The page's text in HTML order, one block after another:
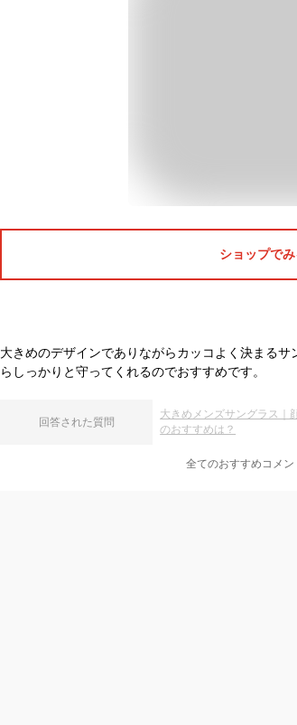
ショップでみ
大きめのデザインでありながらカッコよく決まる
らしっかりと守ってくれるのでおすすめです。
回答された質問
大きめメンズサングラス｜
のおすすめは？
全てのおすすめコメン